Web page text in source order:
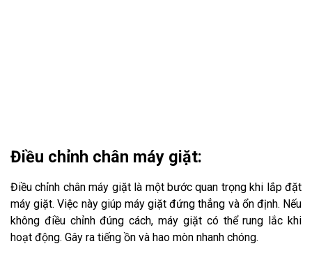
Điều chỉnh chân máy giặt:
Điều chỉnh chân máy giặt là một bước quan trọng khi lắp đặt
máy giặt. Việc này giúp máy giặt đứng thẳng và ổn định. Nếu
không điều chỉnh đúng cách, máy giặt có thể rung lắc khi
hoạt động. Gây ra tiếng ồn và hao mòn nhanh chóng.